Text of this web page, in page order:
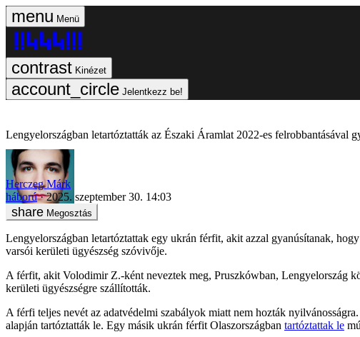
Menü
Kinézet
Jelentkezz be!
Lengyelországban letartóztatták az Északi Áramlat 2022-es felrobbantásával
Herczeg Márk
háború
2025. szeptember 30. 14:03
Megosztás
Lengyelországban letartóztattak egy ukrán férfit, akit azzal gyanúsítanak,
varsói kerületi ügyészség szóvivője.
A férfit, akit Volodimir Z.-ként neveztek meg, Pruszkówban, Lengyelország
kerületi ügyészségre szállították.
A férfi teljes nevét az adatvédelmi szabályok miatt nem hozták
alapján tartóztatták le. Egy másik ukrán férfit Olaszországban tartóztattak le